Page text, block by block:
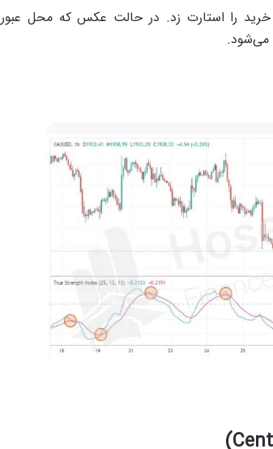
خرید را استارت زد. در حالت عکس که محل عبور
می‌شود.
)